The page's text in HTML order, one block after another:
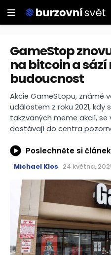
GameStop
na bitcoin a
budoucnost
Akcie GameStopu, známé
událostem z roku 2021, kdy
takzvaných meme akcií, se
dostávají do centra
Poslechněte si článek
Michael Klos 24 května,